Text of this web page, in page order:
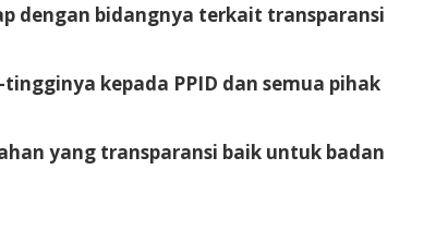
dengan bidangnya terkait transparansi
kepada PPID dan semua pihak
yang transparansi baik untuk badan